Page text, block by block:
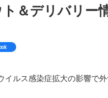
＆デリバリー
イルス感染症拡大の影響で